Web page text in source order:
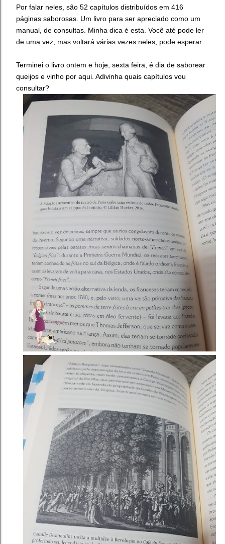
Por falar neles, são 52 capítulos distribuídos em 416
páginas saborosas. Um livro para ser apreciado como um
manual, de consultas. Minha dica é esta. Você até pode ler
de uma vez, mas voltará várias vezes neles, pode esperar.
Terminei o livro ontem e hoje, sexta feira, é dia de saborear
queijos e vinho por aqui. Adivinha quais capítulos vou
consultar?